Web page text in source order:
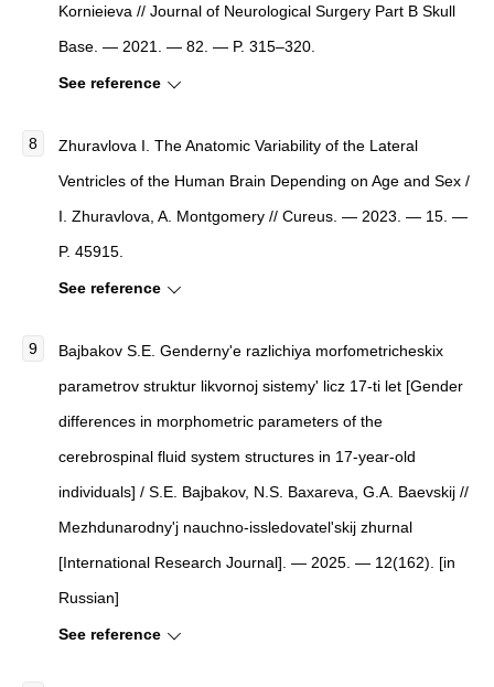
Kornieieva // Journal of Neurological Surgery Part B Skull
Base. — 2021. — 82. — P. 315–320.
See reference
Zhuravlova I. The Anatomic Variability of the Lateral
Ventricles of the Human Brain Depending on Age and Sex /
I. Zhuravlova, A. Montgomery // Cureus. — 2023. — 15. —
P. 45915.
See reference
Bajbakov S.E. Genderny'e razlichiya morfometricheskix
parametrov struktur likvornoj sistemy' licz 17-ti let [Gender
differences in morphometric parameters of the
cerebrospinal fluid system structures in 17-year-old
individuals] / S.E. Bajbakov, N.S. Baxareva, G.A. Baevskij //
Mezhdunarodny'j nauchno-issledovatel'skij zhurnal
[International Research Journal]. — 2025. — 12(162). [in
Russian]
See reference